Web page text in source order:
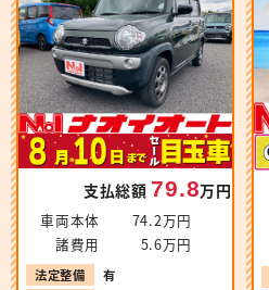
支払総額 79.8万円
車両本体
74.2万円
諸費用
5.6万円
法定整備
有